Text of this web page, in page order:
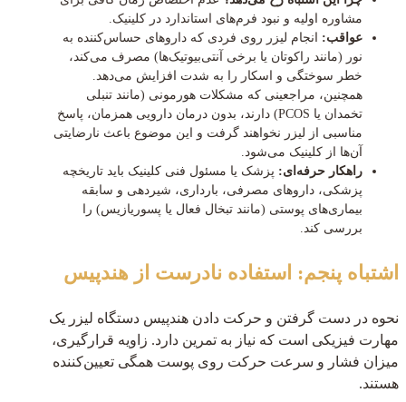
مشاوره اولیه و نبود فرم‌های استاندارد در کلینیک.
عواقب: انجام لیزر روی فردی که داروهای حساس‌کننده به
نور (مانند راکوتان یا برخی آنتی‌بیوتیک‌ها) مصرف می‌کند،
خطر سوختگی و اسکار را به شدت افزایش می‌دهد.
همچنین، مراجعینی که مشکلات هورمونی (مانند تنبلی
تخمدان یا PCOS) دارند، بدون درمان دارویی همزمان، پاسخ
مناسبی از لیزر نخواهند گرفت و این موضوع باعث نارضایتی
آن‌ها از کلینیک می‌شود.
راهکار حرفه‌ای: پزشک یا مسئول فنی کلینیک باید تاریخچه
پزشکی، داروهای مصرفی، بارداری، شیردهی و سابقه
بیماری‌های پوستی (مانند تبخال فعال یا پسوریازیس) را
بررسی کند.
اشتباه پنجم: استفاده نادرست از هندپیس
نحوه در دست گرفتن و حرکت دادن هندپیس دستگاه لیزر یک
مهارت فیزیکی است که نیاز به تمرین دارد. زاویه قرارگیری،
میزان فشار و سرعت حرکت روی پوست همگی تعیین‌کننده
هستند.